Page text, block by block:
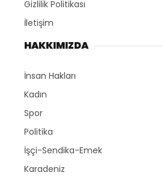
Gizlilik Politikası
İletişim
HAKKIMIZDA
İnsan Hakları
Kadın
Spor
Politika
İşçi-Sendika-Emek
Karadeniz